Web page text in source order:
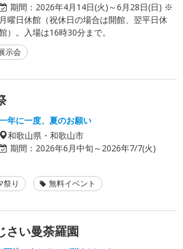
期間： 2026年4月14日(火)～6月28日(日) ※
月曜日休館（祝休日の場合は開館、翌平日休
）。入場は16時30分まで。
示会
年に一度、夏のお願い
和歌山県・和歌山市
期間： 2026年6月中旬～2026年7/7(火)
祭り 無料イベント
さい曼荼羅園